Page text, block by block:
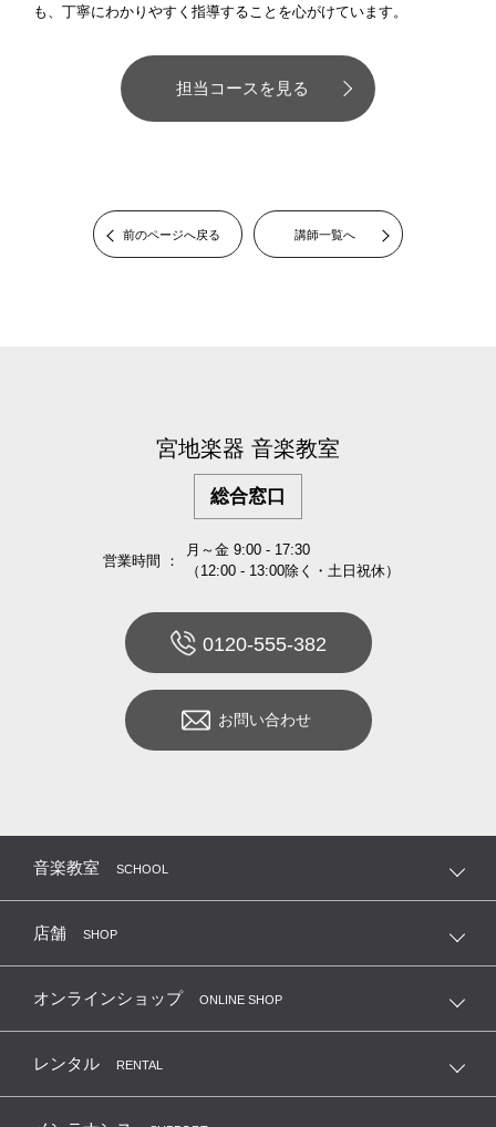
も、丁寧にわかりやすく指導することを心がけています。
担当コースを見る
前のページへ戻る 講師一覧へ
宮地楽器 音楽教室
総合窓口
営業時間 ：
月～金 9:00 - 17:30
（12:00 - 13:00除く・土日祝休）
0120-555-382
お問い合わせ
音楽教室 SCHOOL
店舗 SHOP
オンラインショップ ONLINE SHOP
レンタル RENTAL